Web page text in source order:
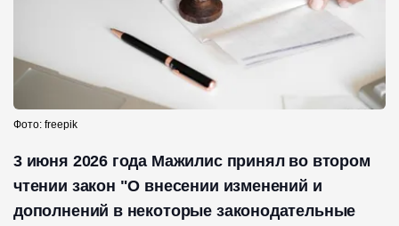
Фото: freepik
3 июня 2026 года Мажилис принял во втором
чтении закон "О внесении изменений и
дополнений в некоторые законодательные